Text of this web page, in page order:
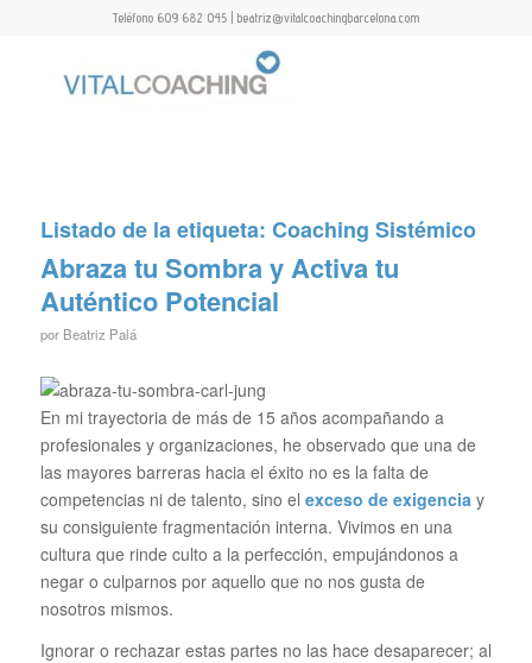
Teléfono 609 682 045 | beatriz@vitalcoachingbarcelona.com
Listado de la etiqueta: Coaching Sistémico
Abraza tu Sombra y Activa tu
Auténtico Potencial
por Beatriz Palá
En mi trayectoria de más de 15 años acompañando a
profesionales y organizaciones, he observado que una de
las mayores barreras hacia el éxito no es la falta de
competencias ni de talento, sino el exceso de exigencia y
su consiguiente fragmentación interna. Vivimos en una
cultura que rinde culto a la perfección, empujándonos a
negar o culparnos por aquello que no nos gusta de
nosotros mismos.
Ignorar o rechazar estas partes no las hace desaparecer; al